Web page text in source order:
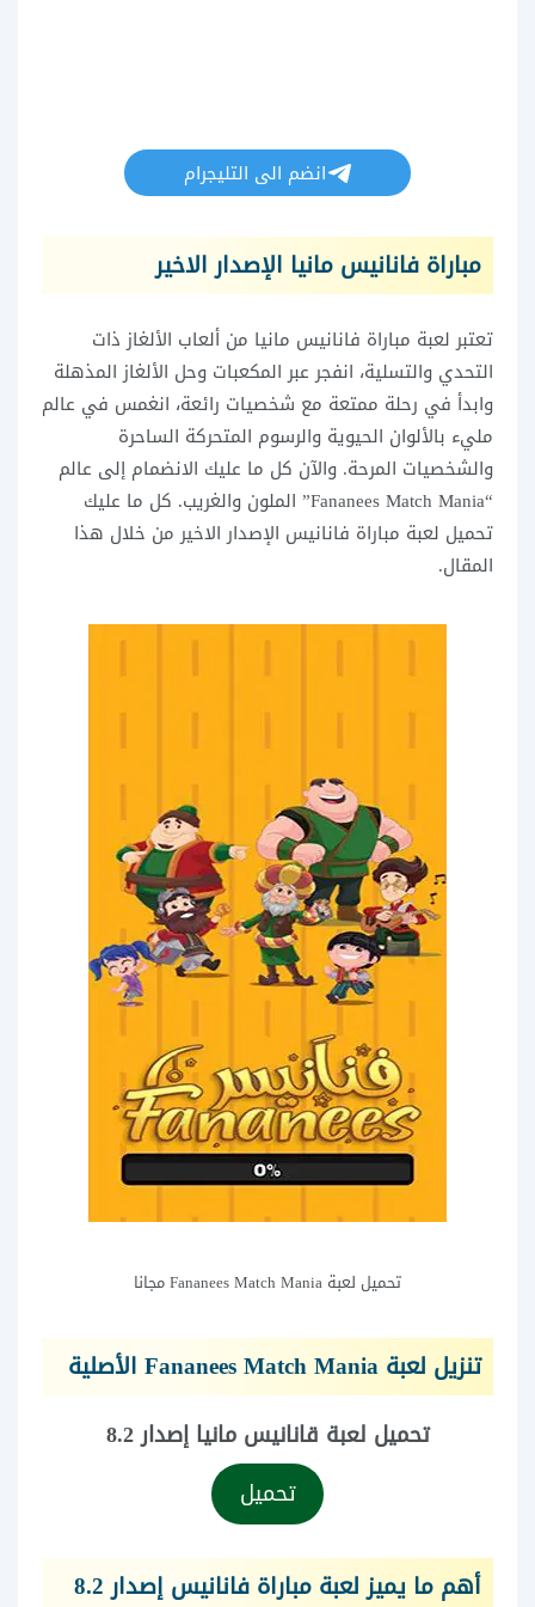
انضم الى التليجرام
مباراة فانانيس مانيا الإصدار الاخير
تعتبر لعبة مباراة فانانيس مانيا من ألعاب الألغاز ذات
التحدي والتسلية، انفجر عبر المكعبات وحل الألغاز المذهلة
وابدأ في رحلة ممتعة مع شخصيات رائعة، انغمس في عالم
مليء بالألوان الحيوية والرسوم المتحركة الساحرة
والشخصيات المرحة. والآن كل ما عليك الانضمام إلى عالم
“Fananees Match Mania” الملون والغريب. كل ما عليك
تحميل لعبة مباراة فانانيس الإصدار الاخير من خلال هذا
المقال.
تحميل لعبة Fananees Match Mania مجانا
تنزيل لعبة Fananees Match Mania الأصلية
تحميل لعبة قانانيس مانيا إصدار 8.2
تحميل
أهم ما يميز لعبة مباراة فانانيس إصدار 8.2